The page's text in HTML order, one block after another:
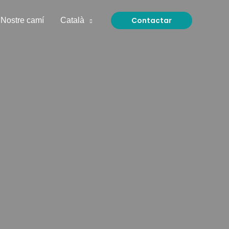
Nostre camí Català Contactar